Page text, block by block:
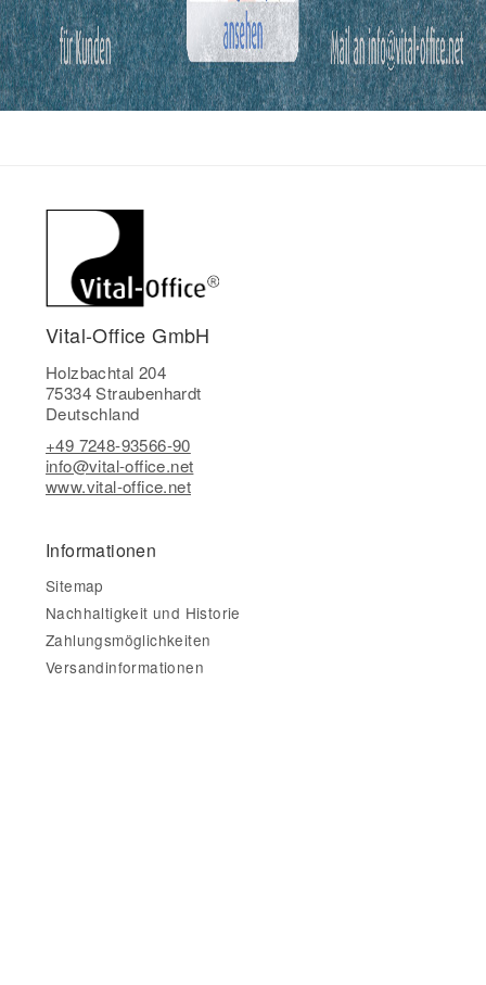
Vital-Office GmbH
Holzbachtal 204
75334 Straubenhardt
Deutschland
+49 7248-93566-90
info@vital-office.net
www.vital-office.net
Informationen
Sitemap
Nachhaltigkeit und Historie
Zahlungsmöglichkeiten
Versandinformationen